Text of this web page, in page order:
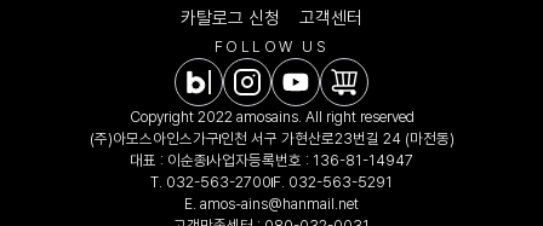
카탈로그 신청
고객센터
FOLLOW US
Copyright 2022 amosains. All right reserved
(주)아모스아인스가구인천 서구 가현산로23번길 24 (마전동)
대표 : 이순종사업자등록번호 : 136-81-14947
T. 032-563-2700 F. 032-563-5291
E. amos-ains@hanmail.net